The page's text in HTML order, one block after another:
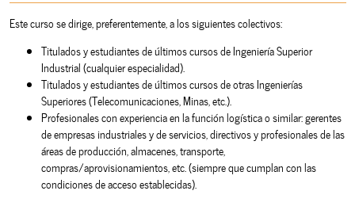
Este curso se dirige, preferentemente, a los siguientes colectivos:
Titulados y estudiantes de últimos cursos de Ingeniería Superior
Industrial (cualquier especialidad).
Titulados y estudiantes de últimos cursos de otras Ingenierías
Superiores (Telecomunicaciones, Minas, etc.).
Profesionales con experiencia en la función logística o similar: gerentes
de empresas industriales y de servicios, directivos y profesionales de las
áreas de producción, almacenes, transporte,
compras/aprovisionamientos, etc. (siempre que cumplan con las
condiciones de acceso establecidas).